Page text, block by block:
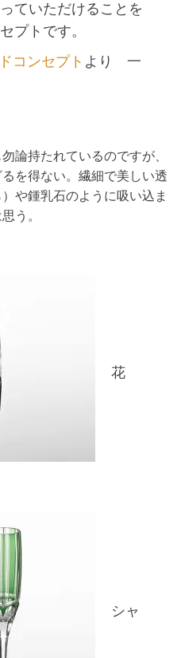
ていただけることを
プトです。
コンセプト より 一
論持たれているのですが、
を得ない。繊細で美しい透
や鍾乳石のように吸い込ま
う。
花
シャ